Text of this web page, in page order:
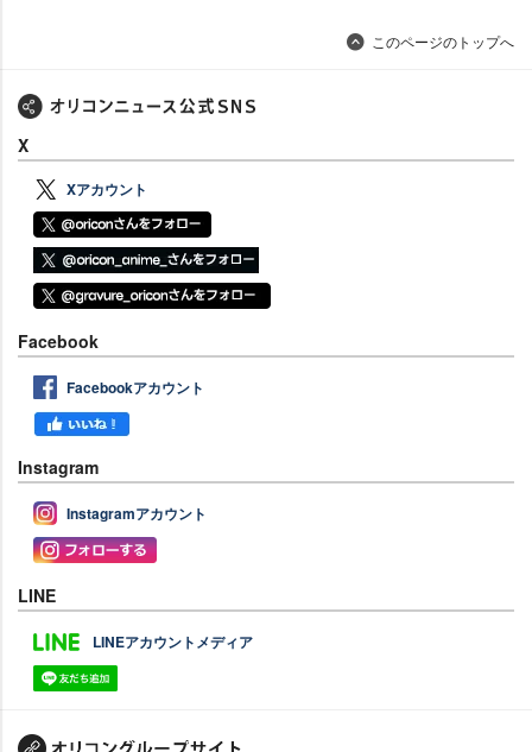
このページのトップへ
X
Xアカウント
Facebook
Facebookアカウント
Instagram
Instagramアカウント
LINE
LINEアカウントメディア